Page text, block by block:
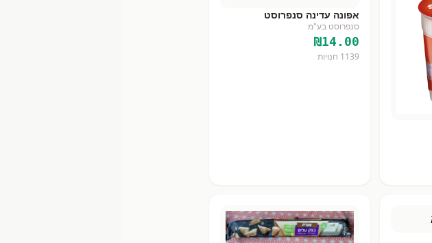
אפונה עדינה סנפרוסט
סנפרוסט בע"מ
₪14.00
1139 חנויות